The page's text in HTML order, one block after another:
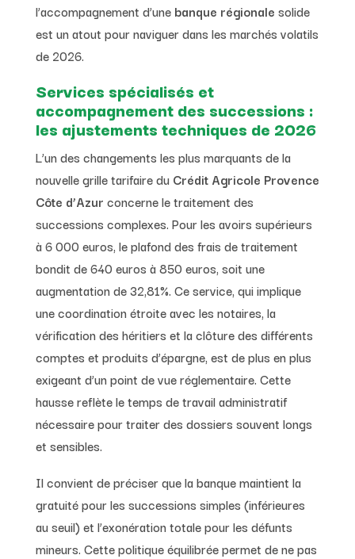
l’accompagnement d’une banque régionale solide
est un atout pour naviguer dans les marchés volatils
de 2026.
Services spécialisés et
accompagnement des successions :
les ajustements techniques de 2026
L’un des changements les plus marquants de la
nouvelle grille tarifaire du Crédit Agricole Provence
Côte d’Azur concerne le traitement des
successions complexes. Pour les avoirs supérieurs
à 6 000 euros, le plafond des frais de traitement
bondit de 640 euros à 850 euros, soit une
augmentation de 32,81%. Ce service, qui implique
une coordination étroite avec les notaires, la
vérification des héritiers et la clôture des différents
comptes et produits d’épargne, est de plus en plus
exigeant d’un point de vue réglementaire. Cette
hausse reflète le temps de travail administratif
nécessaire pour traiter des dossiers souvent longs
et sensibles.
Il convient de préciser que la banque maintient la
gratuité pour les successions simples (inférieures
au seuil) et l’exonération totale pour les défunts
mineurs. Cette politique équilibrée permet de ne pas